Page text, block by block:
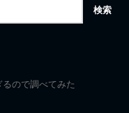
ので調べてみた